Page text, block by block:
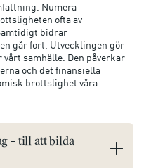
Numera
ofta av
bidrar
går fort. Utvecklingen gör
samhälle. Den påverkar
och det finansiella
brottslighet våra
– till att bilda